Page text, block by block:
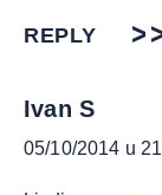
REPLY
Ivan S
05/10/2014 u